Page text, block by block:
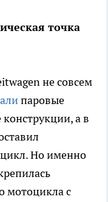
точка
не совсем
паровые
а в
Но именно
мотоцикла с